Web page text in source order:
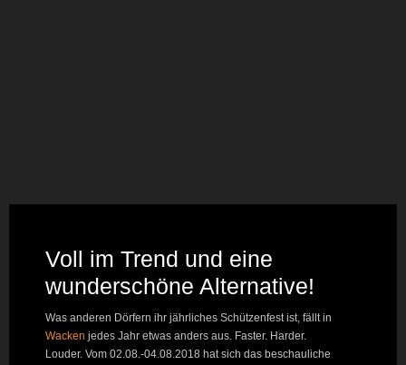
Voll im Trend und eine
wunderschöne Alternative!
Was anderen Dörfern ihr jährliches Schützenfest ist, fällt in
Wacken jedes Jahr etwas anders aus. Faster. Harder.
Louder. Vom 02.08.-04.08.2018 hat sich das beschauliche